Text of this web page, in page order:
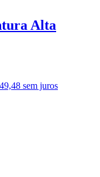
Alta
sem juros